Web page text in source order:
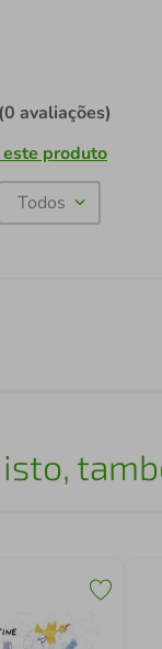
(0 avaliações)
produto
Todos